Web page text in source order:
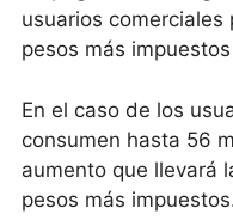
usuarios
pesos más
En el caso de los
consumen hasta 56
aumento que llevará
pesos más